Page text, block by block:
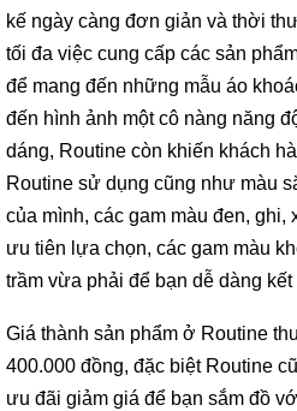
kế ngày càng đơn giản và thời
tối đa việc cung cấp các sản
để mang đến những mẫu áo
đến hình ảnh một cô nàng năng
dáng, Routine còn khiến khách
Routine sử dụng cũng như màu
của mình, các gam màu đen,
ưu tiên lựa chọn, các gam màu
trầm vừa phải để bạn dễ dàng
Giá thành sản phẩm ở Routine
400.000 đồng, đặc biệt Routine
ưu đãi giảm giá để bạn sắm đồ